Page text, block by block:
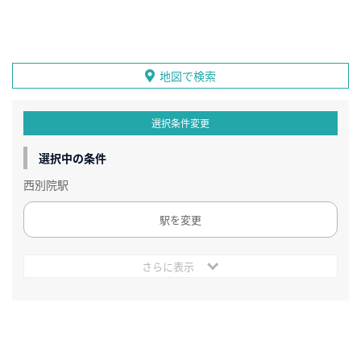
地図で検索
選択条件変更
選択中の条件
西別院駅
駅を変更
さらに表示